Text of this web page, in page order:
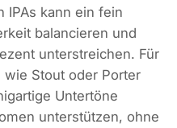
IPAs kann ein fein
balancieren und
unterstreichen. Für
wie Stout oder Porter
Untertöne
unterstützen, ohne